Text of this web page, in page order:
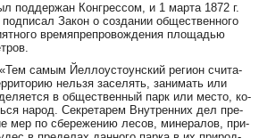
под­дер­жан Конг­рес­сом, и 1 мар­та 1872 г.
За­кон о соз­да­нии об­ще­ст­вен­но­го
вре­мяп­реп­ро­вож­де­ния пло­щадью
са­мым Йел­ло­ус­то­у­нс­кий ре­ги­он счи­та­
нель­зя за­се­лять, за­ни­мать или
в об­ще­ст­вен­ный парк или мес­то, ко­
на­род. Сек­ре­та­рем Внут­рен­них дел пре­
мер по сбе­ре­же­нию ле­сов, ми­не­ра­лов, при­